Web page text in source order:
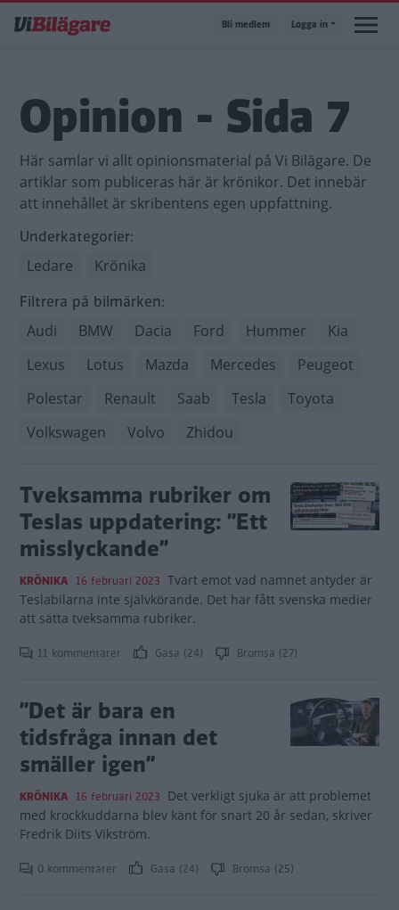
till
Bli medlem Logga in
Opinion - Sida 7
Här samlar vi allt opinionsmaterial på Vi Bilägare. De
artiklar som publiceras här är krönikor. Det innebär
att innehållet är skribentens egen uppfattning.
Underkategorier:
Ledare Krönika
Filtrera på bilmärken:
Audi BMW Dacia Ford Hummer
Kia
Lexus
Lotus Mazda Mercedes
Peugeot
Polestar
Renault Saab Tesla
Toyota
Volkswagen
Volvo Zhidou
Tveksamma rubriker om
Teslas uppdatering: ”Ett
misslyckande”
KRÖNIKA 16 februari 2023 Tvärt emot vad namnet antyder är
Teslabilarna inte självkörande. Det har fått svenska medier
att sätta tveksamma rubriker.
11 kommentarer Gasa (24) Bromsa (27)
”Det är bara en
tidsfråga innan det
smäller igen”
KRÖNIKA 16 februari 2023 Det verkligt sjuka är att problemet
med krockkuddarna blev känt för snart 20 år sedan, skriver
Fredrik Diits Vikström.
0 kommentarer Gasa (24) Bromsa (25)